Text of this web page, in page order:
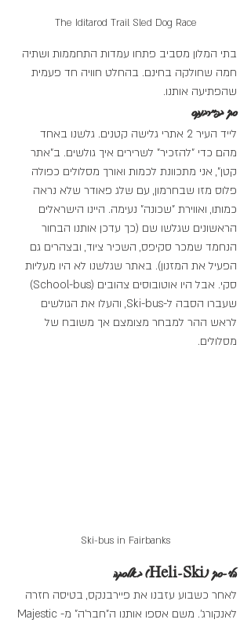
The Iditarod Trail Sled Dog Race
בתי המלון מסביב פתחו עמדות התחממות ושתיה
חמה שחולקה בחינם. בהחלט חוויה חד פעמית
שהפתיעה אותנו.
סקי בפיירבנקס
לייד העיר 2 אתרי גלישה קטנים. גלשנו באחד
מהם כדי "להזכיר" לשרירים איך גולשים. ב"אתר
קטן", אני מתכוונת לכמות ואורך מסלולים כפולה
פלוס מזו שבחרמון, עם שלג פאודר שלא נראה
כמותו, ואווירת "שכונה" נעימה. היינו הישראלים
הראשונים שגלשו שם (כך עדכן אותנו הבחור
הנחמד שמכר סקיפס, השכיר ציוד, ובצהרים גם
הפעיל את המזנון). באתר שגלשנו לא היו מעליות
סקי. אבל היו אוטובוסים צהובים (School-bus)
שעברו הסבה ל-Ski-bus, והעלו את הגולשים
לראש ההר למבחר מצומצם אך משובח של
מסלולים.
Ski-bus in Fairbanks
הלי-סקי (Heli-Ski) באלסקה
לאחר כשבוע עזבנו את פיירבנקס, בטיסה חזרה
לאנקורג'. משם אספו אותנו ה"חבר'ה" מ-Majestic